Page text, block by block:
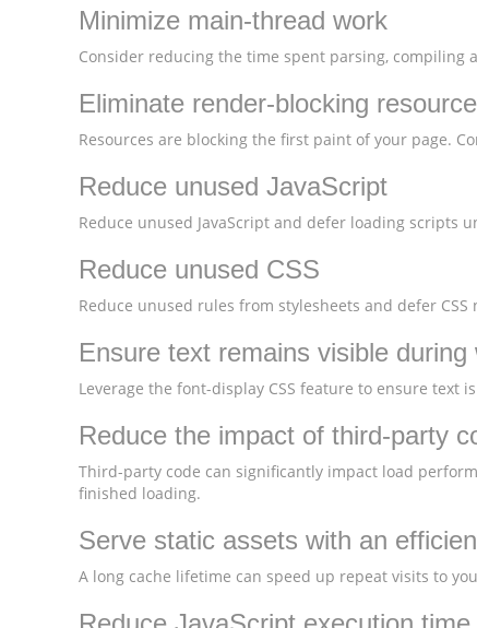
Minimize main-thread work
Consider reducing the time spent parsing, compiling
Eliminate render-blocking
Resources are blocking the first paint of your page.
Reduce unused JavaScript
Reduce unused JavaScript and defer loading scripts
Reduce unused CSS
Reduce unused rules from stylesheets and defer
Ensure text remains visible during
Leverage the font-display CSS feature to ensure text
Reduce the impact of third-party
Third-party code can significantly impact load
finished loading.
Serve static assets with an
A long cache lifetime can speed up repeat visits to